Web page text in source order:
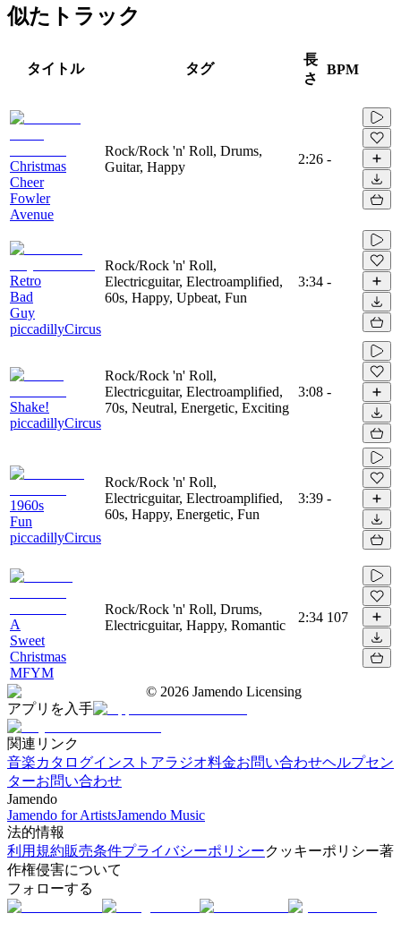
似たトラック
タイトル タグ
長
さ
BPM
Christmas
Cheer
Fowler
Avenue
Rock/Rock 'n' Roll, Drums,
Guitar, Happy
2:26 -
Retro
Bad
Guy
piccadillyCircus
Rock/Rock 'n' Roll,
Electricguitar, Electroamplified,
60s, Happy, Upbeat, Fun
3:34 -
Shake!
piccadillyCircus
Rock/Rock 'n' Roll,
Electricguitar, Electroamplified,
70s, Neutral, Energetic, Exciting
3:08 -
1960s
Fun
piccadillyCircus
Rock/Rock 'n' Roll,
Electricguitar, Electroamplified,
60s, Happy, Energetic, Fun
3:39 -
A
Sweet
Christmas
MFYM
Rock/Rock 'n' Roll, Drums,
Electricguitar, Happy, Romantic
2:34 107
© 2026 Jamendo Licensing
アプリを入手
関連リンク
音楽カタログインストアラジオ料金お問い合わせヘルプセン
ターお問い合わせ
Jamendo
Jamendo for ArtistsJamendo Music
法的情報
利用規約販売条件プライバシーポリシークッキーポリシー著
作権侵害について
フォローする